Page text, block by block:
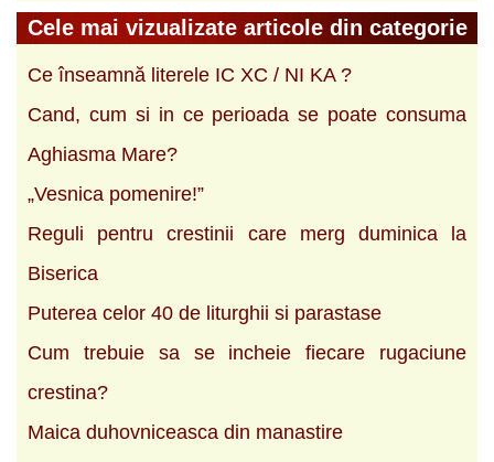
Cele mai vizualizate articole din categorie
Ce înseamnă literele IC XC / NI KA ?
Cand, cum si in ce perioada se poate consuma
Aghiasma Mare?
„Vesnica pomenire!”
Reguli pentru crestinii care merg duminica la
Biserica
Puterea celor 40 de liturghii si parastase
Cum trebuie sa se incheie fiecare rugaciune
crestina?
Maica duhovniceasca din manastire